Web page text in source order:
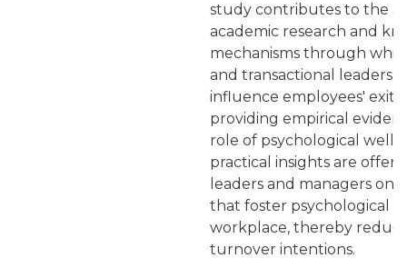
study contributes to the
academic research and
mechanisms through
and transactional
influence employees' exit
providing empirical
role of psychological well-
practical insights are
leaders and managers on
that foster psychological
workplace, thereby
turnover intentions.